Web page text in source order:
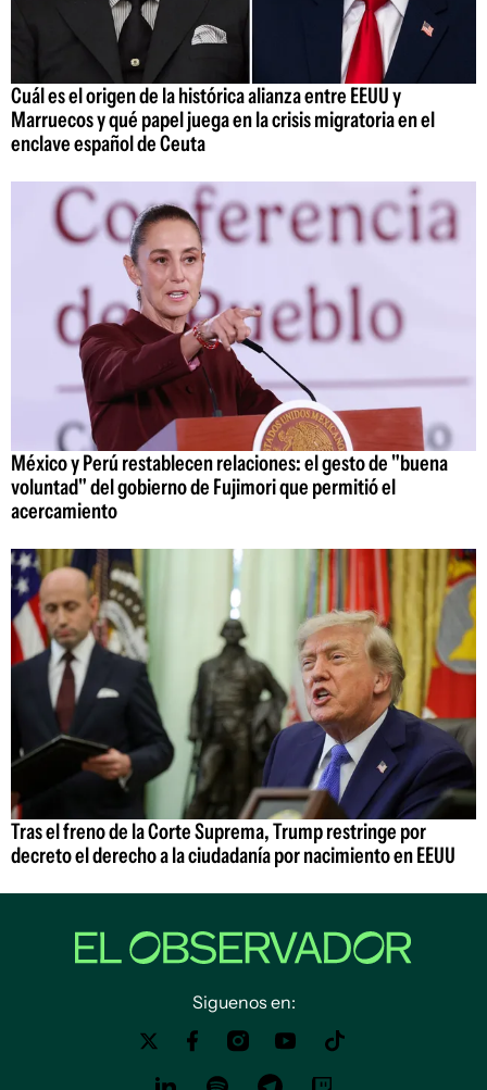
Cuál es el origen de la histórica alianza entre EEUU y
Marruecos y qué papel juega en la crisis migratoria en el
enclave español de Ceuta
México y Perú restablecen relaciones: el gesto de "buena
voluntad" del gobierno de Fujimori que permitió el
acercamiento
Tras el freno de la Corte Suprema, Trump restringe por
decreto el derecho a la ciudadanía por nacimiento en EEUU
Siguenos en: